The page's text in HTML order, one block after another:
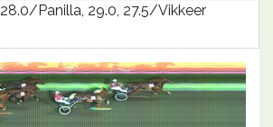
28.0/Panilla, 29.0, 27.5/Vikkeer